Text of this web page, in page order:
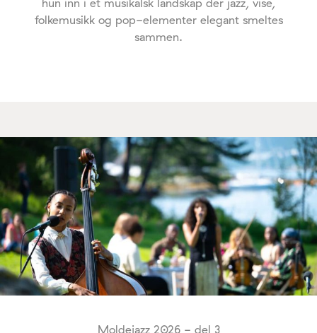
folkemusikk og pop-elementer elegant smeltes
sammen.
Moldejazz 2026 - del 3